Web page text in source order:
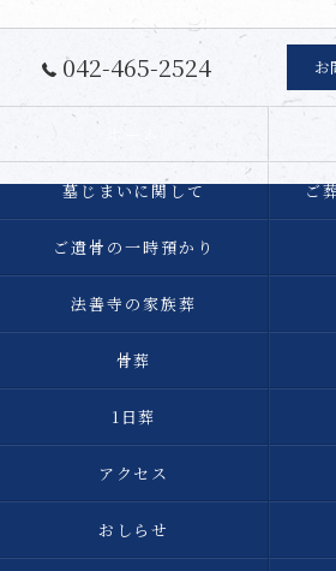
042-465-2524 お
墓じまいに関して ご
ご遺骨の一時預かり
法善寺の家族葬
骨葬
1日葬
アクセス
おしらせ